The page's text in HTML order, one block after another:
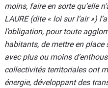
moins, faire en sorte qu’elle
LAURE (dite « loi sur l’air »)
l’obligation, pour toute
habitants, de mettre en place
avec plus ou moins
collectivités territoriales ont
énergie, développant des